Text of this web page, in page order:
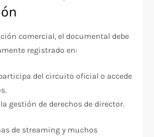
comercial, el documental debe
registrado en:
del circuito oficial o accede
gestión de derechos de director.
de streaming y muchos